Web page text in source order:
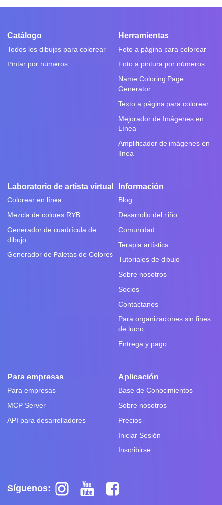
Catálogo
Todos los dibujos para colorear
Pintar por números
Herramientas
Foto a página para colorear
Foto a pintura por números
Name Coloring Page
Generator
Texto a página para colorear
Mejorador de Imágenes en
Línea
Amplificador de imágenes en
línea
Laboratorio de artista virtual
Colorear en línea
Mezcla de colores RYB
Generador de cuadrícula de
dibujo
Generador de Paletas de Colores
Información
Blog
Desarrollo del niño
Comunidad
Terapia artística
Tutoriales de dibujo
Sobre nosotros
Socios
Contáctanos
Para organizaciones sin fines
de lucro
Entrega y pago
Para empresas
Para empresas
MCP Server
API para desarrolladores
Aplicación
Base de Conocimientos
Sobre nosotros
Precios
Iniciar Sesión
Inscribirse
Síguenos: